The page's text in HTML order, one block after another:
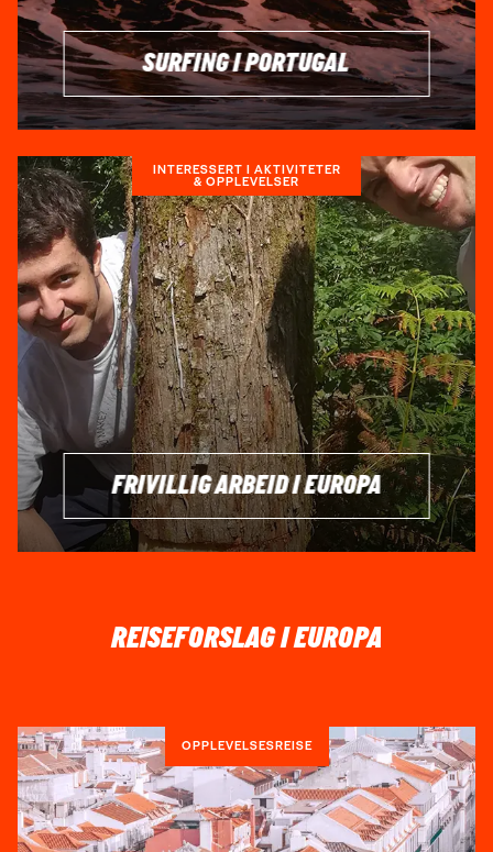
SURFING I PORTUGAL
INTERESSERT I AKTIVITETER
& OPPLEVELSER
FRIVILLIG ARBEID I EUROPA
REISEFORSLAG I EUROPA
OPPLEVELSESREISE